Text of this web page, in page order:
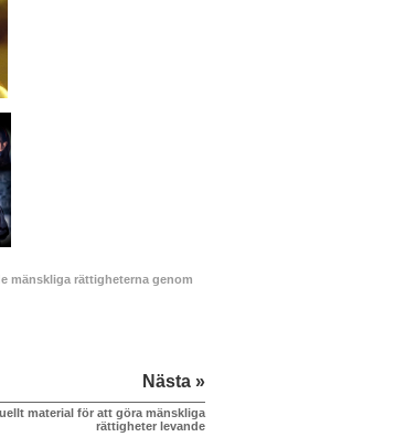
mänskliga rättigheterna genom
Nästa »
material för att göra mänskliga
rättigheter levande